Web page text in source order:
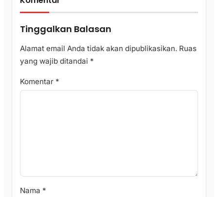
Tinggalkan Balasan
Alamat email Anda tidak akan dipublikasikan. Ruas
yang wajib ditandai *
Komentar *
Nama *